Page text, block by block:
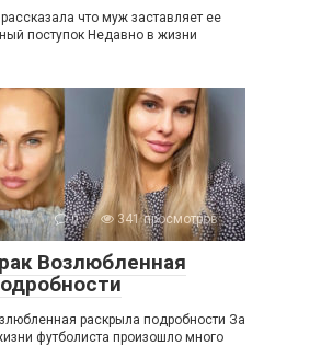
что муж заставляет ее
поступок Недавно в жизни
0 341 просмотров
Возлюбленная
раскрыла подробности За
футболиста произошло много